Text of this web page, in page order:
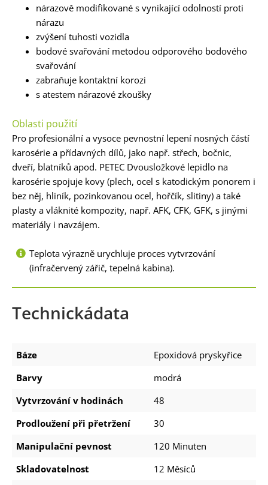
nárazově modifikované s vynikající odolností proti
nárazu
zvýšení tuhosti vozidla
bodové svařování metodou odporového bodového
svařování
zabraňuje kontaktní korozi
s atestem nárazové zkoušky
Oblasti použití
Pro profesionální a vysoce pevnostní lepení nosných částí
karosérie a přídavných dílů, jako např. střech, bočnic,
dveří, blatníků apod. PETEC Dvousložkové lepidlo na
karosérie spojuje kovy (plech, ocel s katodickým ponorem i
bez něj, hliník, pozinkovanou ocel, hořčík, slitiny) a také
plasty a vláknité kompozity, např. AFK, CFK, GFK, s jinými
materiály i navzájem.
Teplota výrazně urychluje proces vytvrzování
(infračervený zářič, tepelná kabina).
Technickádata
Báze
Epoxidová pryskyřice
Barvy
modrá
Vytvrzování v hodinách
48
Prodloužení při přetržení
30
Manipulační pevnost
120 Minuten
Skladovatelnost
12 Měsíců